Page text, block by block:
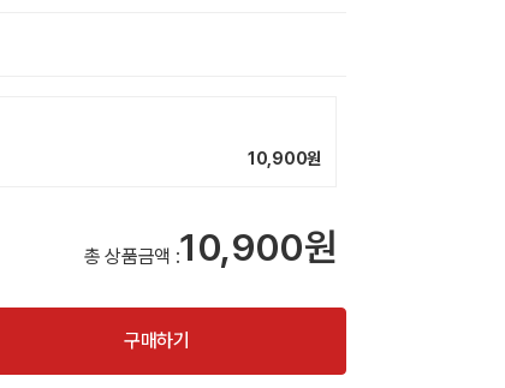
10,900원
총 상품금액 :10,900원
구매하기